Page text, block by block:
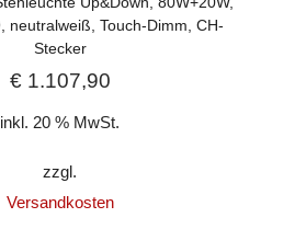
neutralweiß, Touch-Dimm, CH-
Stecker
€1.107,90
inkl. 20 % MwSt.
zzgl.
Versandkosten